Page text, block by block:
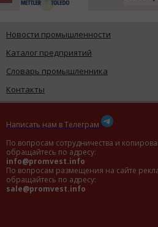
Новости промышленности
Каталог предприятий
Словарь промышленника
Контакты
Написать нам в Телеграм
По вопросам сотрудничества и
обращайтесь по адресу:
info@promvest.info
По вопросам размещения на сайте
обращайтесь по адресу:
sale@promvest.info